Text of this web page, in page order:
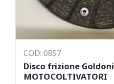
COD: 0857
Disco frizione Goldoni
MOTOCOLTIVATORI